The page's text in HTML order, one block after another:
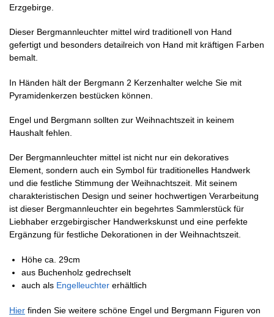
Erzgebirge.
Dieser Bergmannleuchter mittel wird traditionell von Hand
gefertigt und besonders detailreich von Hand mit kräftigen Farben
bemalt.
In Händen hält der Bergmann 2 Kerzenhalter welche Sie mit
Pyramidenkerzen bestücken können.
Engel und Bergmann sollten zur Weihnachtszeit in keinem
Haushalt fehlen.
Der Bergmannleuchter mittel ist nicht nur ein dekoratives
Element, sondern auch ein Symbol für traditionelles Handwerk
und die festliche Stimmung der Weihnachtszeit. Mit seinem
charakteristischen Design und seiner hochwertigen Verarbeitung
ist dieser Bergmannleuchter ein begehrtes Sammlerstück für
Liebhaber erzgebirgischer Handwerkskunst und eine perfekte
Ergänzung für festliche Dekorationen in der Weihnachtszeit.
Höhe ca. 29cm
aus Buchenholz gedrechselt
auch als Engelleuchter erhältlich
Hier finden Sie weitere schöne Engel und Bergmann Figuren von